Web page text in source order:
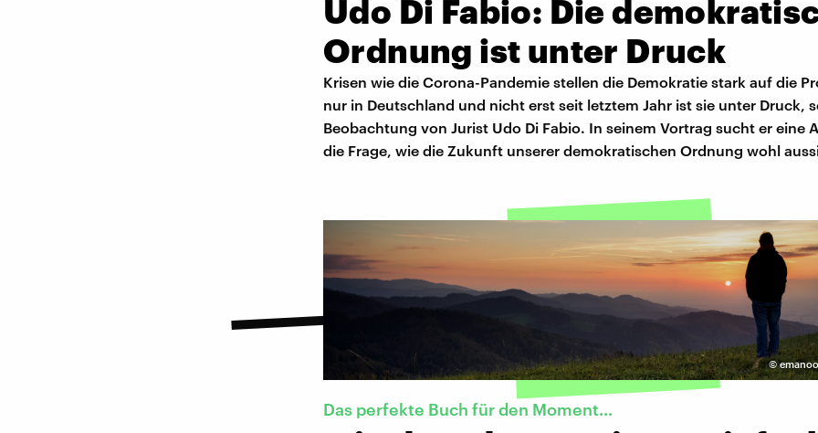
Udo Di Fabio: Die
Ordnung ist unter Druck
Krisen wie die Corona-Pandemie stellen die Demokratie stark auf die
nur in Deutschland und nicht erst seit letztem Jahr ist sie unter Druck,
Beobachtung von Jurist Udo Di Fabio. In seinem Vortrag sucht er eine
die Frage, wie die Zukunft unserer demokratischen Ordnung wohl
©
Das perfekte Buch für den Moment...